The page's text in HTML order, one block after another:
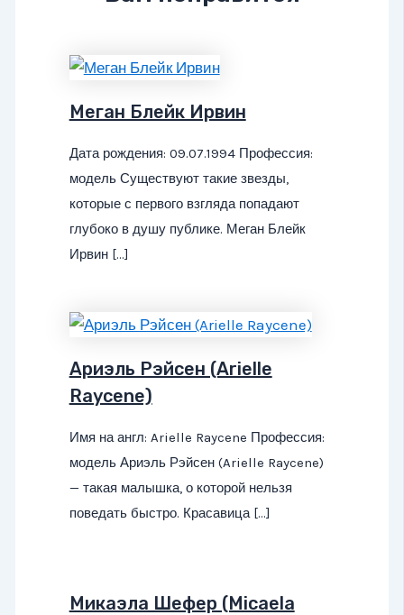
Меган Блейк Ирвин
Дата рождения: 09.07.1994 Профессия:
модель Существуют такие звезды,
которые с первого взгляда попадают
глубоко в душу публике. Меган Блейк
Ирвин […]
Ариэль Рэйсен (Arielle
Raycene)
Имя на англ: Arielle Raycene Профессия:
модель Ариэль Рэйсен (Arielle Raycene)
— такая малышка, о которой нельзя
поведать быстро. Красавица […]
Микаэла Шефер (Micaela